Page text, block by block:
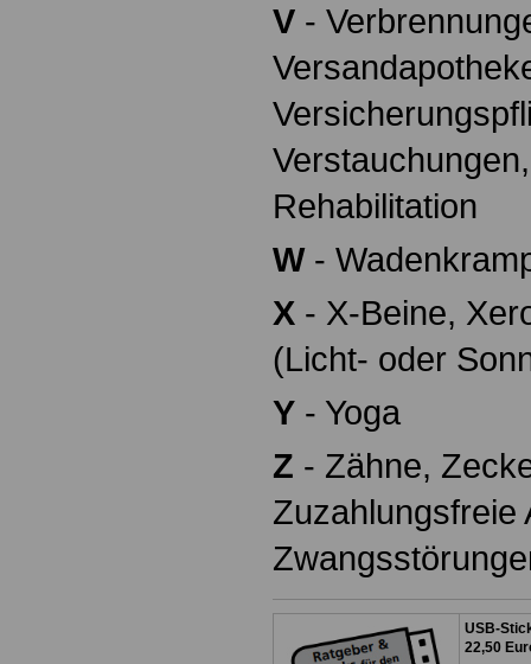
V -
Rehabilitation
W-
X - X-Beine,
(Licht- oder
Y - Yoga
Z - Zähne,
Zuzahlungsfreie
USB-
22,50